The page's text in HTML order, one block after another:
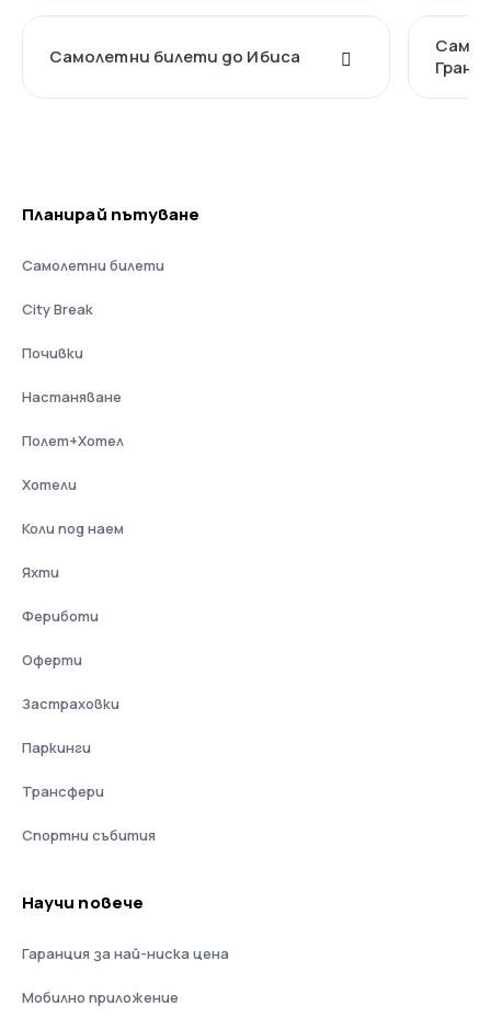
Самолетни билети до Ибиса
Планирай пътуване
Самолетни билети
City Break
Почивки
Настаняване
Полет+Хотел
Хотели
Коли под наем
Яхти
Фериботи
Оферти
Застраховки
Паркинги
Трансфери
Спортни събития
Научи повече
Гаранция за най-ниска цена
Мобилно приложение